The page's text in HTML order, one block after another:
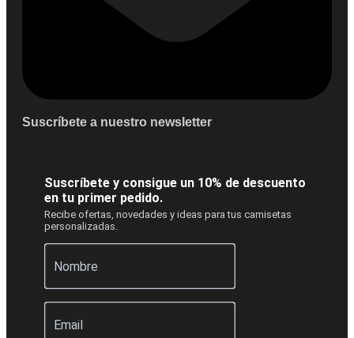
Suscríbete a nuestro newsletter
Suscríbete y consigue un 10% de descuento
en tu primer pedido.
Recibe ofertas, novedades y ideas para tus camisetas
personalizadas.